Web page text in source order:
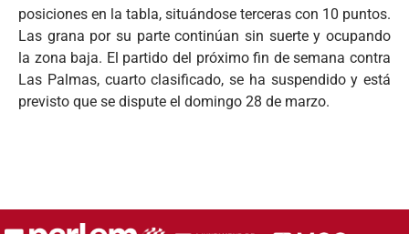
posiciones en la tabla, situándose terceras con 10 puntos.
Las grana por su parte continúan sin suerte y ocupando
la zona baja. El partido del próximo fin de semana contra
Las Palmas, cuarto clasificado, se ha suspendido y está
previsto que se dispute el domingo 28 de marzo.